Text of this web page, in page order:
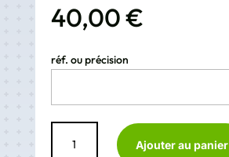
40,00€
réf. ou précision
Ajouter au panier